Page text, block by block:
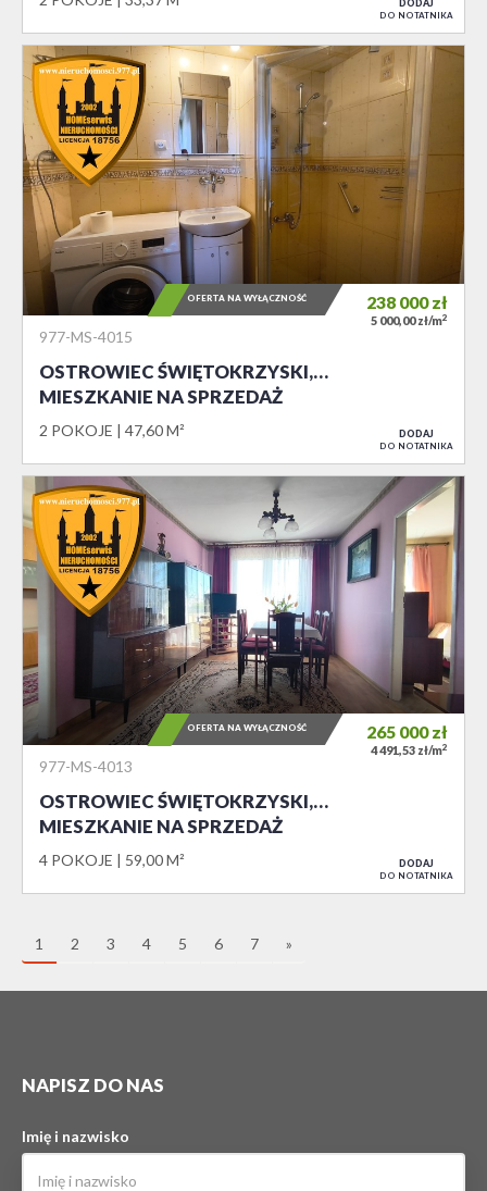
DODAJ
DO NOTATNIKA
977-MS-4015
OSTROWIEC ŚWIĘTOKRZYSKI,…
MIESZKANIE NA SPRZEDAŻ
2 POKOJE 47,60 M²
238 000zł
5 000,00 zł/m2
OFERTA NA WYŁĄCZNOŚĆ
DODAJ
DO NOTATNIKA
977-MS-4013
OSTROWIEC ŚWIĘTOKRZYSKI,…
MIESZKANIE NA SPRZEDAŻ
4 POKOJE 59,00 M²
265 000zł
4 491,53 zł/m2
OFERTA NA WYŁĄCZNOŚĆ
DODAJ
DO NOTATNIKA
1 2 3 4 5 6 7 »
NAPISZ DO NAS
Imię i nazwisko